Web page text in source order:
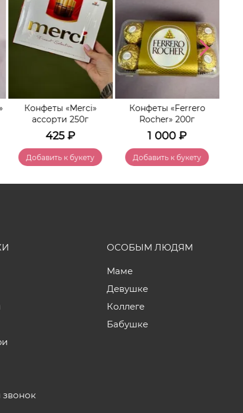
Конфеты «Merci»
ассорти 250г
425₽
Добавить к букету
Конфеты «Ferrero
Rocher» 200г
1 000₽
Добавить к букету
ОСОБЫМ ЛЮДЯМ
Маме
Девушке
Коллеге
Бабушке